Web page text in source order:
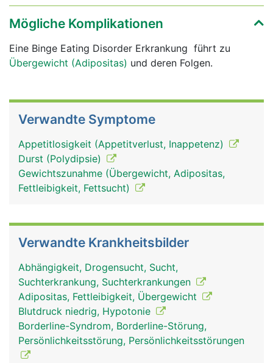
Mögliche Komplikationen
Eine Binge Eating Disorder Erkrankung führt zu
Übergewicht (Adipositas) und deren Folgen.
Verwandte Symptome
Appetitlosigkeit (Appetitverlust, Inappetenz)
Durst (Polydipsie)
Gewichtszunahme (Übergewicht, Adipositas,
Fettleibigkeit, Fettsucht)
Verwandte Krankheitsbilder
Abhängigkeit, Drogensucht, Sucht,
Suchterkrankung, Suchterkrankungen
Adipositas, Fettleibigkeit, Übergewicht
Blutdruck niedrig, Hypotonie
Borderline-Syndrom, Borderline-Störung,
Persönlichkeitsstörung, Persönlichkeitsstörungen